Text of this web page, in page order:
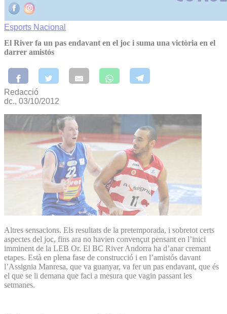
Esports Nacional
El River fa un pas endavant en el joc i suma una victòria en el
darrer amistós
Redacció
dc., 03/10/2012
Altres sensacions. Els resultats de la pretemporada, i sobretot certs
aspectes del joc, fins ara no havien convençut pensant en l’inici
imminent de la LEB Or. El BC River Andorra ha d’anar cremant
etapes. Està en plena fase de construcció i en l’amistós davant
l’Assignia Manresa, que va guanyar, va fer un pas endavant, que és
el que se li demana que faci a mesura que vagin passant les
setmanes.